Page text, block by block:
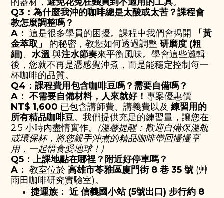
的器材， 避免花冤枉錢買到不適用的工具。
Q3：為什麼我沖的咖啡總是太酸或太苦？課程會
教怎麼調整嗎？
A： 這是很多學員的困擾。課程中我們會揭開
「黃
金萃取」
的秘密，教您如何透過調整 研磨度 (粗
細)、 水溫與注水節奏來平衡風味。學會這些邏輯
後，您就不再是憑感覺沖煮，而是能穩定控制每一
杯咖啡的品質。
Q4：課程費用包含咖啡豆嗎？需要自備嗎？
A： 不需要自備材料，人來就好！ 專案優惠價
NT$ 1,600 已包含講師費、講義費以及 練習用的
所有精品咖啡豆。我們提供充足的練習量，讓您在
2.5 小時內盡情實作。 (溫馨提醒：歡迎自備保溫瓶
或環保杯，將您親手沖煮的精品咖啡帶回慢慢享
用，一起惜食愛地球！)
Q5：上課地點在哪裡？附近好停車嗎？
A： 教室位於 高雄市苓雅區廈門街 8 巷 35 號 (艸
雨田咖啡研究實驗室)。
捷運族： 近信義國小站 (5號出口) 步行約 8